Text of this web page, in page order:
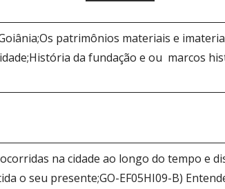
patrimônios materiais e
da fundação e ou marcos
na cidade ao longo do tempo e
o seu presente;GO-EF05HI09-B)